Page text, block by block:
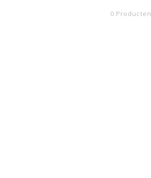
0 Producten